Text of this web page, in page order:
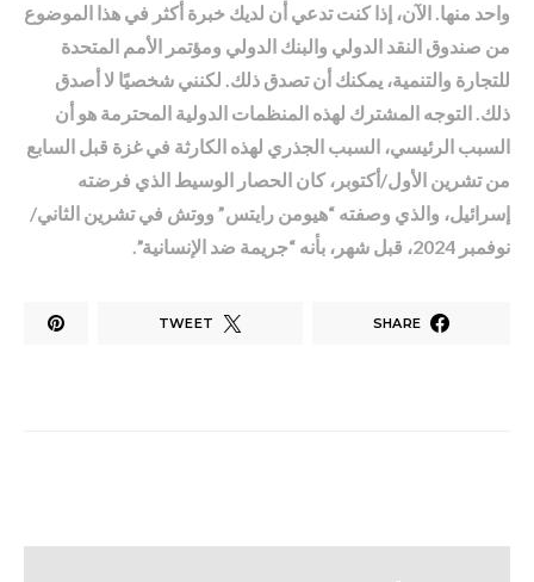
واحد منها. الآن، إذا كنت تدعي أن لديك خبرة أكثر في هذا الموضوع
من صندوق النقد الدولي والبنك الدولي ومؤتمر الأمم المتحدة
للتجارة والتنمية، يمكنك أن تصدق ذلك. لكنني شخصيًا لا أصدق
ذلك. التوجه المشترك لهذه المنظمات الدولية المحترمة هو أن
السبب الرئيسي، السبب الجذري لهذه الكارثة في غزة قبل السابع
من تشرين الأول/أكتوبر، كان الحصار الوسيط الذي فرضته
إسرائيل، والذي وصفته “هيومن رايتس” ووتش في تشرين الثاني/
نوفمبر 2024، قبل شهر، بأنه “جريمة ضد الإنسانية”.
SHARE
TWEET